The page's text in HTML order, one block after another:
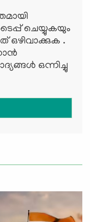
ചെയ്യുകയും
ഒഴിവാക്കുക .
ഒന്നിച്ചു